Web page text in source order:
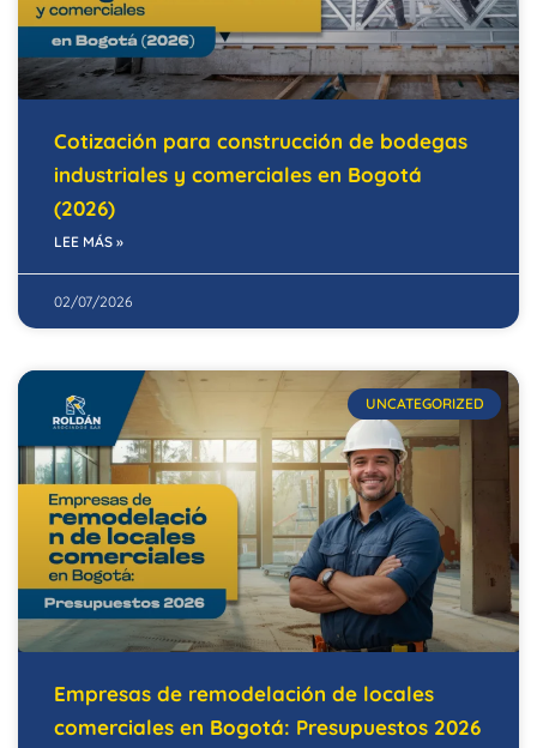
Cotización para construcción de bodegas
industriales y comerciales en Bogotá
(2026)
LEE MÁS »
02/07/2026
UNCATEGORIZED
Empresas de remodelación de locales
comerciales en Bogotá: Presupuestos 2026